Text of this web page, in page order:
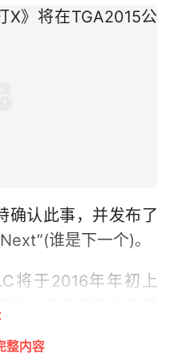
确认此事，并发布了
谁是下一个)。
将于2016年年初上
整内容